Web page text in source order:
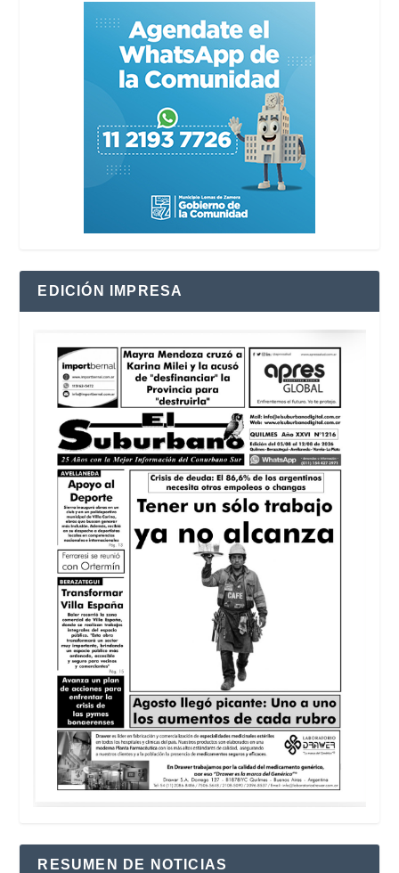
EDICIÓN IMPRESA
RESUMEN DE NOTICIAS